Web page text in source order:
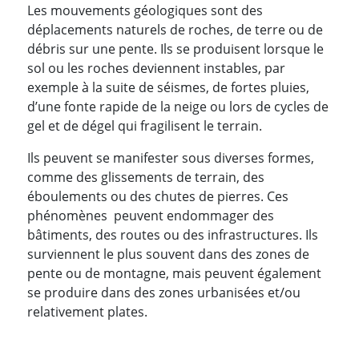
Les mouvements géologiques sont des
déplacements naturels de roches, de terre ou de
débris sur une pente. Ils se produisent lorsque le
sol ou les roches deviennent instables, par
exemple à la suite de séismes, de fortes pluies,
d’une fonte rapide de la neige ou lors de cycles de
gel et de dégel qui fragilisent le terrain.
Ils peuvent se manifester sous diverses formes,
comme des glissements de terrain, des
éboulements ou des chutes de pierres. Ces
phénomènes peuvent endommager des
bâtiments, des routes ou des infrastructures. Ils
surviennent le plus souvent dans des zones de
pente ou de montagne, mais peuvent également
se produire dans des zones urbanisées et/ou
relativement plates.